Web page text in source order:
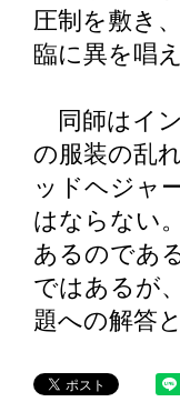
圧制を敷き
臨に異を唱
同師はイ
の服装の乱
ッドヘジャ
はならない
あるのであ
ではあるが
題への解答